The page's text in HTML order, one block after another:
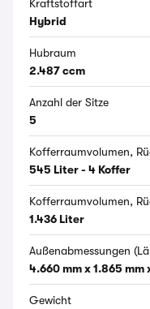
Kraftstoffart
Hybrid
Hubraum
2.487 ccm
Anzahl der Sitze
5
Kofferraumvolumen,
545 Liter - 4 Koffer
Kofferraumvolumen,
1.436 Liter
Außenabmessungen
4.660 mm x 1.865 mm
Gewicht